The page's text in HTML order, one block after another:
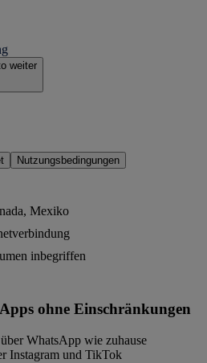
weiter
Nutzungsbedingungen
Mexiko
inbegriffen
ohne Einschränkungen
WhatsApp wie zuhause
Instagram und TikTok